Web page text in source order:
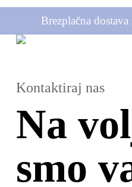
Skip
Brezplačna
Kontaktiraj nas
Na
smo